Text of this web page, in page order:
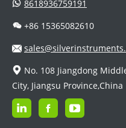
8618936759191
+86 15365082610
No. 108 Jiangdong
City, Jiangsu Province,China